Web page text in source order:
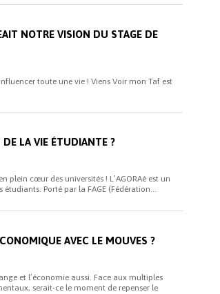
NOTRE VISION DU STAGE DE
toute une vie ! Viens Voir mon Taf est
LA VIE ÉTUDIANTE ?
plein cœur des universités ! L’AGORAé est un
Porté par la FAGE (Fédération...
AVEC LE MOUVES ?
et l’économie aussi. Face aux multiples
serait-ce le moment de repenser le